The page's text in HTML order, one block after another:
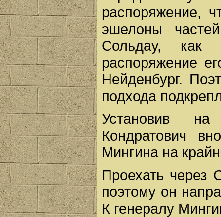
распоряжение,
эшелоны
Сольдау,
распоряжение
Нейденбург.
подхода
Установив на
Кондратович
Мингина на
Проехать через
поэтому он
К генералу